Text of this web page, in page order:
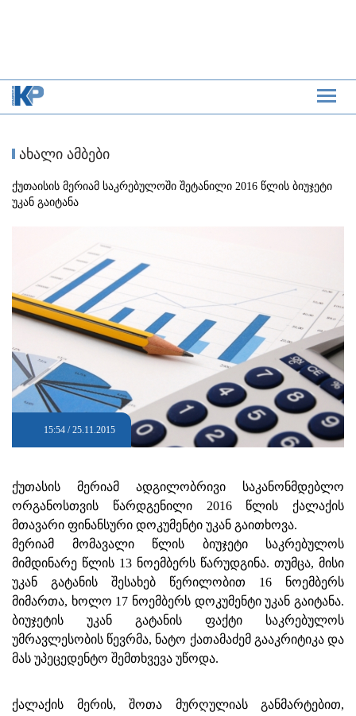
ახალი ამბები
ქუთაისის მერიამ საკრებულოში შეტანილი 2016 წლის ბიუჯეტი
უკან გაიტანა
15:54 / 25.11.2015
ქუთასის მერიამ ადგილობრივი საკანონმდებლო
ორგანოსთვის წარდგენილი 2016 წლის ქალაქის
მთავარი ფინანსური დოკუმენტი უკან გაითხოვა.
მერიამ მომავალი წლის ბიუჯეტი საკრებულოს
მიმდინარე წლის 13 ნოემბერს წარუდგინა. თუმცა, მისი
უკან გატანის შესახებ წერილობით 16 ნოემბერს
მიმართა, ხოლო 17 ნოემბერს დოკუმენტი უკან გაიტანა.
ბიუჯეტის უკან გატანის ფაქტი საკრებულოს
უმრავლესობის წევრმა, ნატო ქათამაძემ გააკრიტიკა და
მას უპეცედენტო შემთხვევა უწოდა.
ქალაქის მერის, შოთა მურღულიას განმარტებით,